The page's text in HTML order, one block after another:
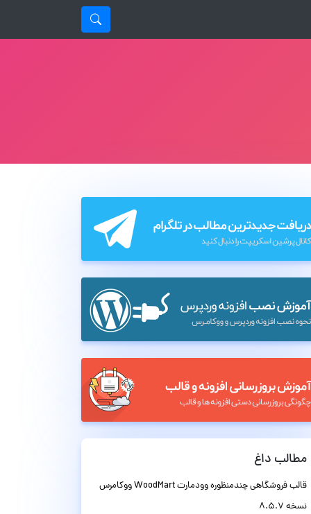
مطالب داغ
قالب فروشگاهی چندمنظوره وودمارت WoodMart ووکامرس
نسخه 8.5.7